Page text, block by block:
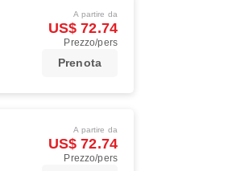
A partire da
US$ 72.74
Prezzo/pers
Prenota
A partire da
US$ 72.74
Prezzo/pers